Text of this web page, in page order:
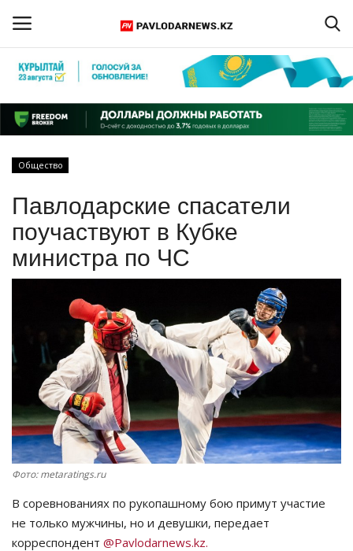
Регистрация
Главная
ПАВЛОДАРСКАЯ ОБЛАСТЬ
КАЗАХСТАН
СПЕЦПРОЕКТЫ
СПОРТ
Чек-лист
РАЗВЛЕЧЕНИЯ
OFFICIAL
Курултай
Общество
Павлодарские спасатели
поучаствуют в Кубке
министра по ЧС
Фото: metaratings.ru
В соревнованиях по рукопашному бою примут участие
не только мужчины, но и девушки, передает
корреспондент @Pavlodarnews.kz.